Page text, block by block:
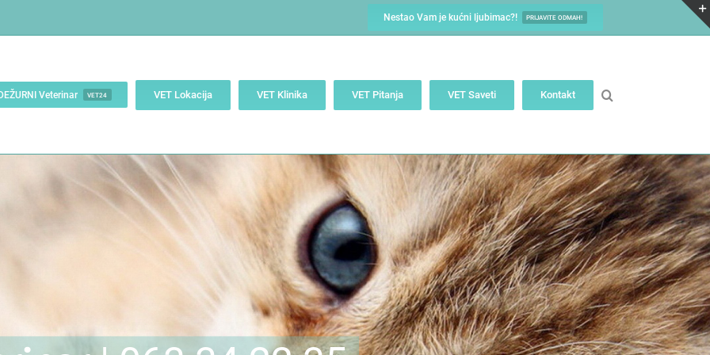
Nestao Vam je kućni ljubimac?! PRIJAVITE ODMAH!
Veterinar VET24 VET Lokacija VET Klinika VET Pitanja VET Saveti Kontakt